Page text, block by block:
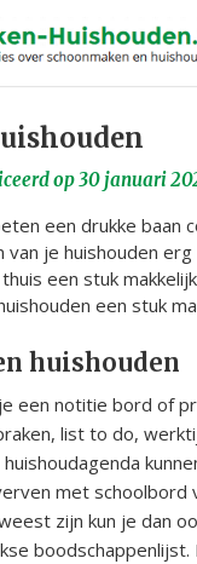
op30 januari
een drukke baan
van je huishouden
een stuk
een stuk
huishouden
een notitie bord of
list to do,
met schoolbord
zijn kun je dan